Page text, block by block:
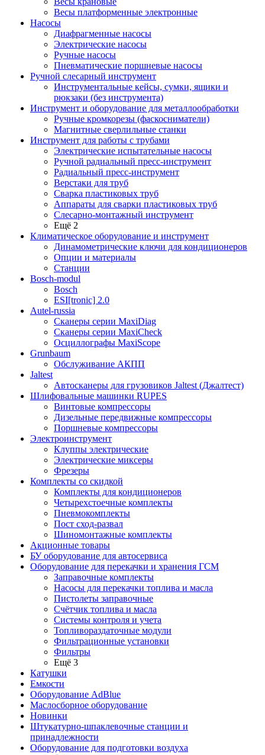
Весы платформенные электронные
Насосы
Диафрагменные насосы
Электрические насосы
Ручные насосы
Пневматические поршневые насосы
Ручной слесарный инструмент
Инструментальные кейсы, сумки, ящики и
рюкзаки (без инструмента)
Инструмент и оборудование для металлообработки
Ручные кромкорезы (фаскосниматели)
Магнитные сверлильные станки
Инструмент для работы с трубами
Электрические испытательные насосы
Ручной радиальный пресс-инструмент
Радиальный пресс-инструмент
Верстаки для труб
Сварка пластиковых труб
Аппараты для сварки пластиковых труб
Слесарно-монтажный инструмент
Ещё 2
Климатическое оборудование и инструмент
Динамометрические ключи для кондиционеров
Опции и материалы
Станции
Bosch-modul
Bosch
ESI[tronic] 2.0
Autel-russia
Сканеры серии MaxiDiag
Сканеры серии MaxiCheck
Осциллографы MaxiScope
Grunbaum
Обслуживание АКПП
Jaltest
Автосканеры для грузовиков Jaltest (Джалтест)
Шлифовальные машинки RUPES
Винтовые компрессоры
Дизельные передвижные компрессоры
Поршневые компрессоры
Электроинструмент
Клуппы электрические
Электрические миксеры
Фрезеры
Комплекты со скидкой
Комплекты для кондиционеров
Четырехстоечные комплекты
Пневмокомплекты
Пост сход-развал
Шиномонтажные комплекты
Акционные товары
БУ оборудование для автосервиса
Оборудование для перекачки и хранения ГСМ
Заправочные комплекты
Насосы для перекачки топлива и масла
Пистолеты заправочные
Счётчик топлива и масла
Системы контроля и учета
Топливораздаточные модули
Фильтрационные установки
Фильтры
Ещё 3
Катушки
Емкости
Оборудование AdBlue
Маслосборное оборудование
Новинки
Штукатурно-шпаклевочные станции и
принадлежности
Оборудование для подготовки воздуха